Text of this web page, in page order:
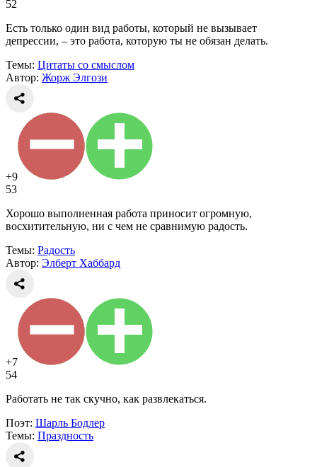
52
Есть только один вид работы, который не вызывает
депрессии, – это работа, которую ты не обязан делать.
Темы: Цитаты со смыслом
Автор: Жорж Элгози
+9
53
Хорошо выполненная работа приносит огромную,
восхитительную, ни с чем не сравнимую радость.
Темы: Радость
Автор: Элберт Хаббард
+7
54
Работать не так скучно, как развлекаться.
Поэт: Шарль Бодлер
Темы: Праздность